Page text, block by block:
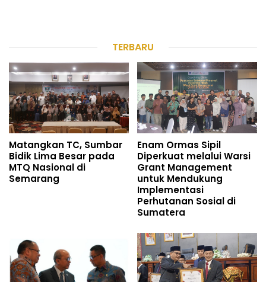
TERBARU
Matangkan TC, Sumbar
Bidik Lima Besar pada
MTQ Nasional di
Semarang
Enam Ormas Sipil
Diperkuat melalui Warsi
Grant Management
untuk Mendukung
Implementasi
Perhutanan Sosial di
Sumatera